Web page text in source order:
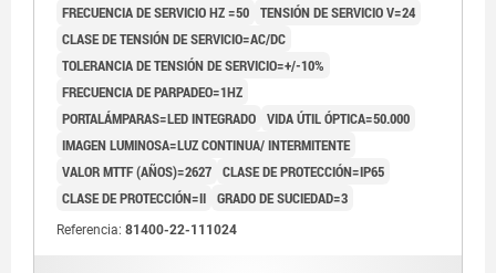
FRECUENCIA DE SERVICIO HZ =50 TENSIÓN DE SERVICIO V=24
CLASE DE TENSIÓN DE SERVICIO=AC/DC
TOLERANCIA DE TENSIÓN DE SERVICIO=+/-10%
FRECUENCIA DE PARPADEO=1HZ
PORTALÁMPARAS=LED INTEGRADO VIDA ÚTIL ÓPTICA=50.000
IMAGEN LUMINOSA=LUZ CONTINUA/ INTERMITENTE
VALOR MTTF (AÑOS)=2627 CLASE DE PROTECCIÓN=IP65
CLASE DE PROTECCIÓN=II GRADO DE SUCIEDAD=3
Referencia: 81400-22-111024